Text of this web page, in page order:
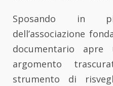
Sposando in
dell’associazione
documentario
argomento
strumento di